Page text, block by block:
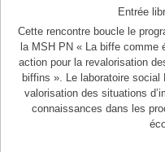
Entrée
Cette rencontre boucle le
la MSH PN « La biffe comme
action pour la revalorisation
biffins ». Le laboratoire social
valorisation des situations
connaissances dans les